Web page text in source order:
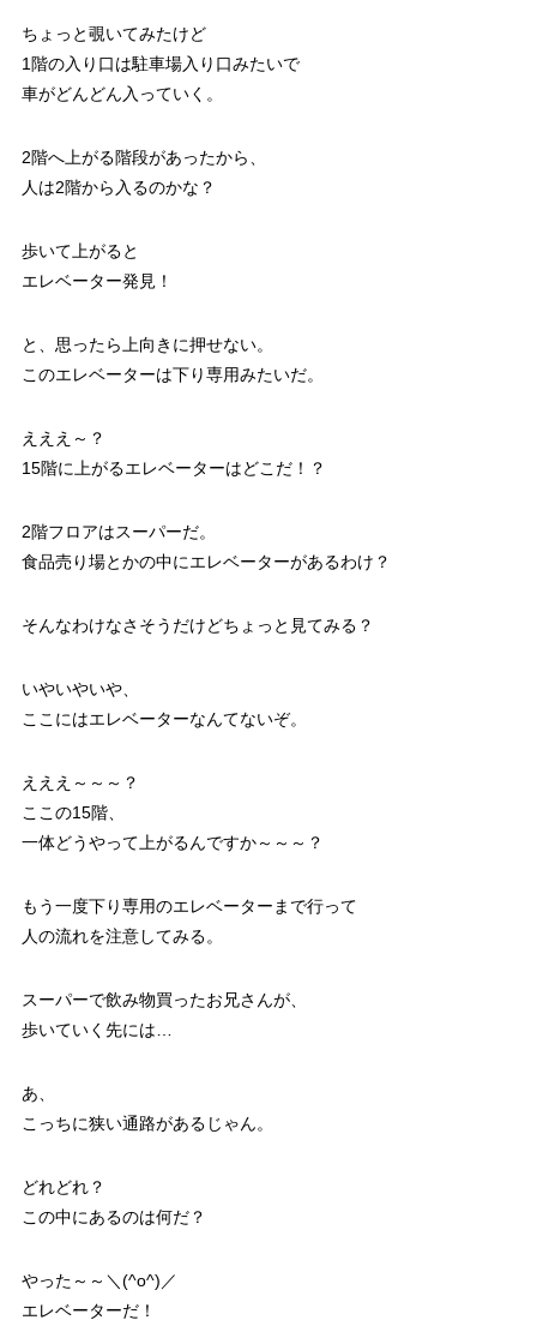
ちょっと覗いてみたけど
1階の入り口は駐車場入り口みたいで
車がどんどん入っていく。
2階へ上がる階段があったから、
人は2階から入るのかな？
歩いて上がると
エレベーター発見！
と、思ったら上向きに押せない。
このエレベーターは下り専用みたいだ。
えええ～？
15階に上がるエレベーターはどこだ！？
2階フロアはスーパーだ。
食品売り場とかの中にエレベーターがあるわけ？
そんなわけなさそうだけどちょっと見てみる？
いやいやいや、
ここにはエレベーターなんてないぞ。
えええ～～～？
ここの15階、
一体どうやって上がるんですか～～～？
もう一度下り専用のエレベーターまで行って
人の流れを注意してみる。
スーパーで飲み物買ったお兄さんが、
歩いていく先には…
あ、
こっちに狭い通路があるじゃん。
どれどれ？
この中にあるのは何だ？
やった～～＼(^o^)／
エレベーターだ！